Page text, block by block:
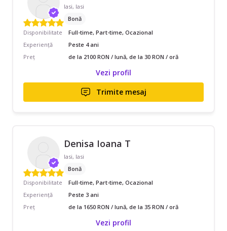
Iasi, Iasi
Bonă
Disponibilitate
Full-time, Part-time, Ocazional
Experiență
Peste 4 ani
Preț
de la 2100 RON / lună, de la 30 RON / oră
Vezi profil
Trimite mesaj
Denisa Ioana T
Iasi, Iasi
Bonă
Disponibilitate
Full-time, Part-time, Ocazional
Experiență
Peste 3 ani
Preț
de la 1650 RON / lună, de la 35 RON / oră
Vezi profil